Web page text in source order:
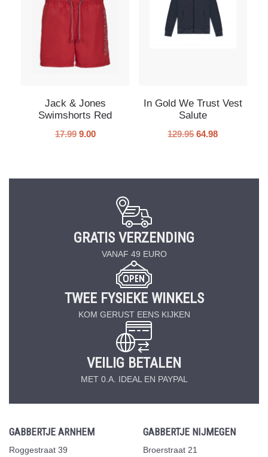
Jack & Jones
Swimshorts Red
17.99 9.00
In Gold We Trust Vest
Salute
129.95 64.98
GRATIS VERZENDING
VANAF 49 EURO
TWEE FYSIEKE WINKELS
KOM GERUST EENS KIJKEN
VEILIG BETALEN
MET 0.A. IDEAL EN PAYPAL
GABBERTJE ARNHEM
Roggestraat 39
GABBERTJE NIJMEGEN
Broerstraat 21